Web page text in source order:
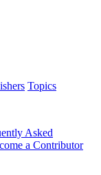
Topics
Asked
a Contributor